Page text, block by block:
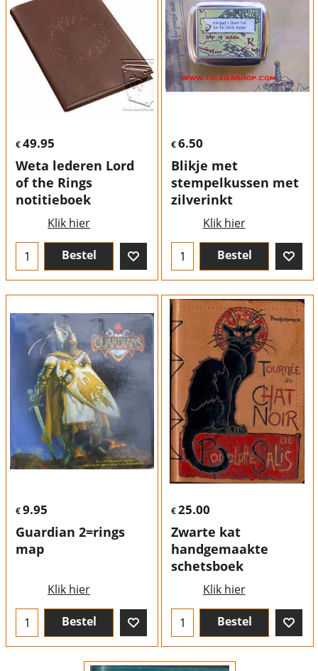
€49.95
Weta lederen Lord
of the Rings
notitieboek
Klik hier
Bestel
€6.50
Blikje met
stempelkussen met
zilverinkt
Klik hier
Bestel
€9.95
Guardian 2=rings
map
Klik hier
Bestel
€25.00
Zwarte kat
handgemaakte
schetsboek
Klik hier
Bestel